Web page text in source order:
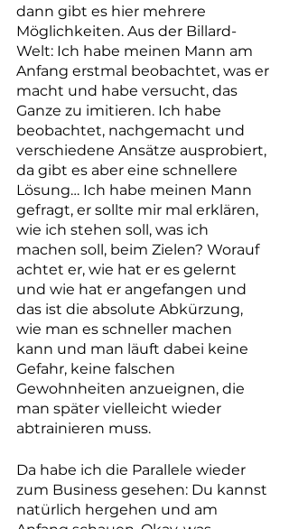
dann gibt es hier mehrere
Möglichkeiten. Aus der Billard-
Welt: Ich habe meinen Mann am
Anfang erstmal beobachtet, was er
macht und habe versucht, das
Ganze zu imitieren. Ich habe
beobachtet, nachgemacht und
verschiedene Ansätze ausprobiert,
da gibt es aber eine schnellere
Lösung… Ich habe meinen Mann
gefragt, er sollte mir mal erklären,
wie ich stehen soll, was ich
machen soll, beim Zielen? Worauf
achtet er, wie hat er es gelernt
und wie hat er angefangen und
das ist die absolute Abkürzung,
wie man es schneller machen
kann und man läuft dabei keine
Gefahr, keine falschen
Gewohnheiten anzueignen, die
man später vielleicht wieder
abtrainieren muss.
Da habe ich die Parallele wieder
zum Business gesehen: Du kannst
natürlich hergehen und am